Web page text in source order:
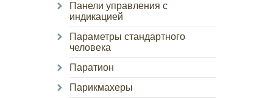
Панели управления с
индикацией
Параметры стандартного
человека
Паратион
Парикмахеры